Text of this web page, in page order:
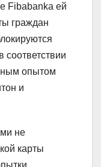
Fibabanka ей
граждан
соответствии
опытом
и
не
карты